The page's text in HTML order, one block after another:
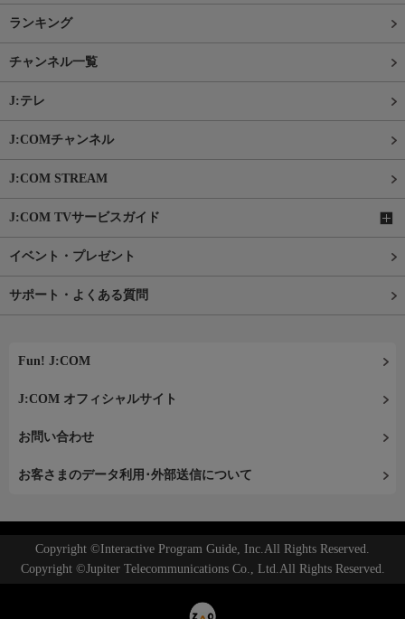
ランキング
チャンネル一覧
J:テレ
J:COMチャンネル
J:COM STREAM
J:COM TVサービスガイド
イベント・プレゼント
サポート・よくある質問
Fun! J:COM
J:COM オフィシャルサイト
お問い合わせ
お客さまのデータ利用･外部送信について
Copyright ©Interactive Program Guide, Inc.All Rights Reserved.
Copyright ©Jupiter Telecommunications Co., Ltd.All Rights Reserved.